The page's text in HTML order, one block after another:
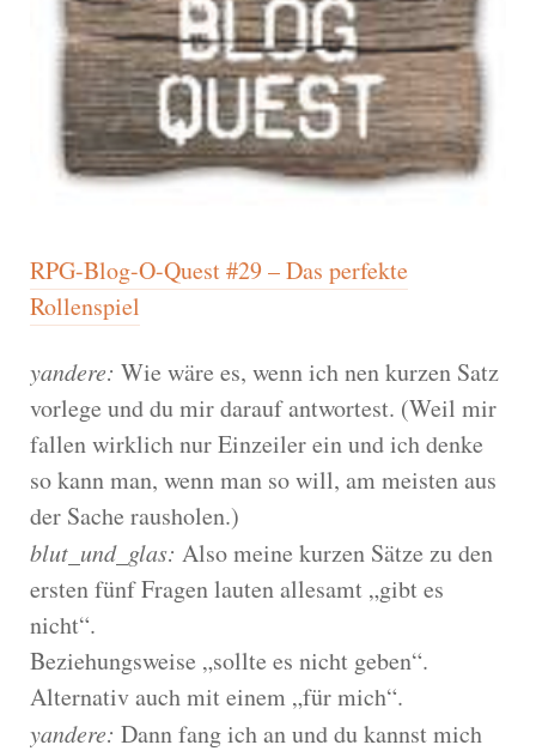
RPG-Blog-O-Quest #29 – Das perfekte
Rollenspiel
yandere: Wie wäre es, wenn ich nen kurzen Satz
vorlege und du mir darauf antwortest. (Weil mir
fallen wirklich nur Einzeiler ein und ich denke
so kann man, wenn man so will, am meisten aus
der Sache rausholen.)
blut_und_glas: Also meine kurzen Sätze zu den
ersten fünf Fragen lauten allesamt „gibt es
nicht“.
Beziehungsweise „sollte es nicht geben“.
Alternativ auch mit einem „für mich“.
yandere: Dann fang ich an und du kannst mich